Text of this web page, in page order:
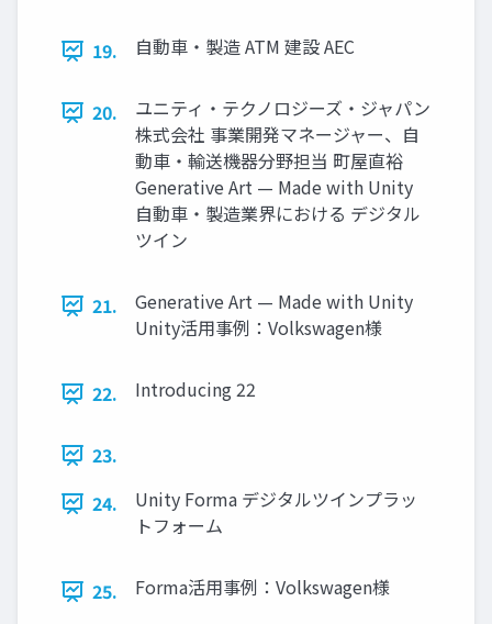
19. 自動車・製造 ATM 建設 AEC
20.
ユニティ・テクノロジーズ・ジャパン
株式会社 事業開発マネージャー、自
動車・輸送機器分野担当 町屋直裕
Generative Art — Made with Unity
自動車・製造業界における デジタル
ツイン
21.
Generative Art — Made with Unity
Unity活用事例：Volkswagen様
22. Introducing 22
23.
24.
Unity Forma デジタルツインプラッ
トフォーム
25. Forma活用事例：Volkswagen様